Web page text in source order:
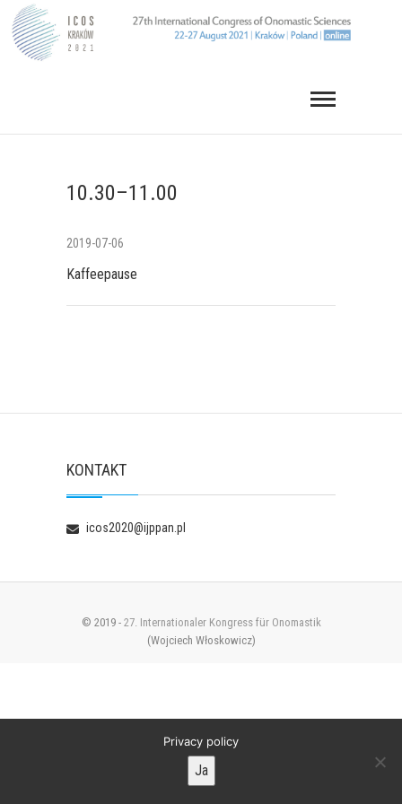
Skip
content
10.30–11.00
2019-07-06
Kaffeepause
KONTAKT
icos2020@ijppan.pl
© 2019 - 27. Internationaler Kongress für Onomastik
(Wojciech Włoskowicz)
Privacy policy
Ja